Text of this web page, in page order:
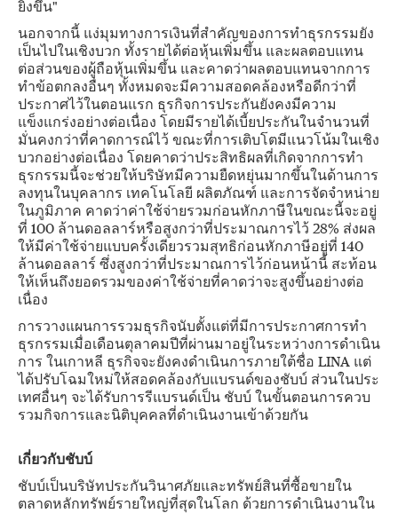
ยิ่งขึ้น"
นอกจากนี้ แง่มุมทางการเงินที่สำคัญของการทำธุรกรรมยัง
เป็นไปในเชิงบวก ทั้งรายได้ต่อหุ้นเพิ่มขึ้น และผลตอบแทน
ต่อส่วนของผู้ถือหุ้นเพิ่มขึ้น และคาดว่าผลตอบแทนจากการ
ทำข้อตกลงอื่นๆ ทั้งหมดจะมีความสอดคล้องหรือดีกว่าที่
ประกาศไว้ในตอนแรก ธุรกิจการประกันยังคงมีความ
แข็งแกร่งอย่างต่อเนื่อง โดยมีรายได้เบี้ยประกันในจำนวนที่
มั่นคงกว่าที่คาดการณ์ไว้ ขณะที่การเติบโตมีแนวโน้มในเชิง
บวกอย่างต่อเนื่อง โดยคาดว่าประสิทธิผลที่เกิดจากการทำ
ธุรกรรมนี้จะช่วยให้บริษัทมีความยืดหยุ่นมากขึ้นในด้านการ
ลงทุนในบุคลากร เทคโนโลยี ผลิตภัณฑ์ และการจัดจำหน่าย
ในภูมิภาค คาดว่าค่าใช้จ่ายรวมก่อนหักภาษีในขณะนี้จะอยู่
ที่ 100 ล้านดอลลาร์หรือสูงกว่าที่ประมาณการไว้ 28% ส่งผล
ให้มีค่าใช้จ่ายแบบครั้งเดียวรวมสุทธิก่อนหักภาษีอยู่ที่ 140
ล้านดอลลาร์ ซึ่งสูงกว่าที่ประมาณการไว้ก่อนหน้านี้ สะท้อน
ให้เห็นถึงยอดรวมของค่าใช้จ่ายที่คาดว่าจะสูงขึ้นอย่างต่อ
เนื่อง
การวางแผนการรวมธุรกิจนับตั้งแต่ที่มีการประกาศการทำ
ธุรกรรมเมื่อเดือนตุลาคมปีที่ผ่านมาอยู่ในระหว่างการดำเนิน
การ ในเกาหลี ธุรกิจจะยังคงดำเนินการภายใต้ชื่อ LINA แต่
ได้ปรับโฉมใหม่ให้สอดคล้องกับแบรนด์ของชับบ์ ส่วนในประ
เทศอื่นๆ จะได้รับการรีแบรนด์เป็น ชับบ์ ในขั้นตอนการควบ
รวมกิจการและนิติบุคคลที่ดำเนินงานเข้าด้วยกัน
เกี่ยวกับชับบ์
ชับบ์เป็นบริษัทประกันวินาศภัยและทรัพย์สินที่ซื้อขายใน
ตลาดหลักทรัพย์รายใหญ่ที่สุดในโลก ด้วยการดำเนินงานใน